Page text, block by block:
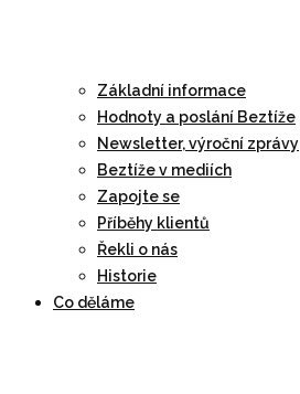
Základní informace
Hodnoty a poslání Beztíže
Newsletter, výroční zprávy
Beztíže v mediích
Zapojte se
Příběhy klientů
Řekli o nás
Historie
Co děláme